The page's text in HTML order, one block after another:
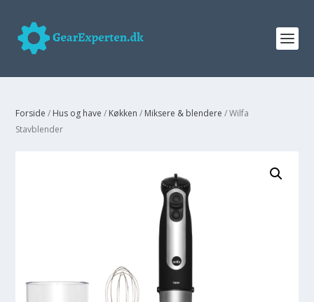
Forside / Hus og have / Køkken / Miksere & blendere / Wilfa
Stavblender